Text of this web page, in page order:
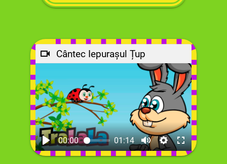
Cântec Iepurașul Țup
00:00 01:14